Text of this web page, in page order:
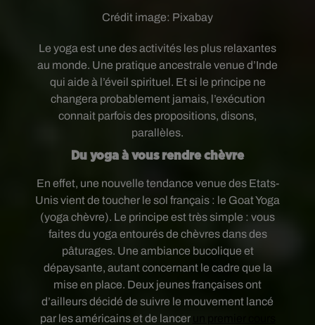
Crédit image: Pixabay
Le yoga est une des activités les plus relaxantes
au monde. Une pratique ancestrale venue d’Inde
qui aide à l’éveil spirituel. Et si le principe ne
changera probablement jamais, l’exécution
connait parfois des propositions, disons,
parallèles.
Du yoga à vous rendre chèvre
En effet, une nouvelle tendance venue des Etats-
Unis vient de toucher le sol français : le Goat Yoga
(yoga chèvre). Le principe est très simple : vous
faites du yoga entourés de chèvres dans des
pâturages. Une ambiance bucolique et
dépaysante, autant concernant le cadre que la
mise en place. Deux jeunes françaises ont
d’ailleurs décidé de suivre le mouvement lancé
par les américains et de lancer